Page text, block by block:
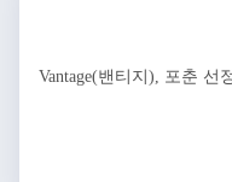
Vantage(밴티지), 포춘 선